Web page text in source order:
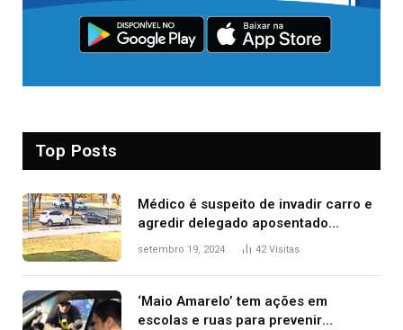
Top Posts
Médico é suspeito de invadir carro e
agredir delegado aposentado
durante confusão no trânsito
setembro 19, 2024 42Visitas
‘Maio Amarelo’ tem ações em
escolas e ruas para prevenir